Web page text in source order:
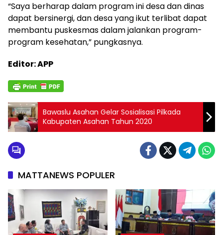
“Saya berharap dalam program ini desa dan dinas
dapat bersinergi, dan desa yang ikut terlibat dapat
membantu puskesmas dalam jalankan program-
program kesehatan,” pungkasnya.
Editor: APP
Bawaslu Asahan Gelar Sosialisasi Pilkada
Kabupaten Asahan Tahun 2020
MATTANEWS POPULER